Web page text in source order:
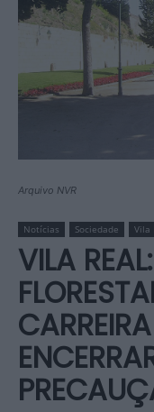
Arquivo NVR
Notícias Sociedade Vila
VILA